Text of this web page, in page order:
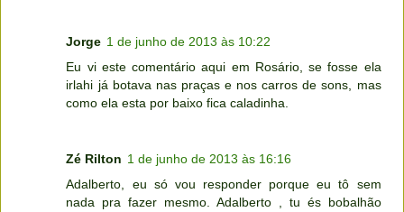
Jorge 1 de junho de 2013 às 10:22
Eu vi este comentário aqui em Rosário, se fosse ela
irlahi já botava nas praças e nos carros de sons, mas
como ela esta por baixo fica caladinha.
Zé Rilton 1 de junho de 2013 às 16:16
Adalberto, eu só vou responder porque eu tô sem
nada pra fazer mesmo. Adalberto , tu és bobalhão